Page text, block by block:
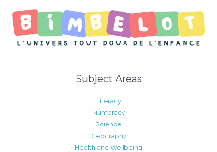
Subject Areas
Literacy
Numeracy
Science
Geography
Health and Wellbeing